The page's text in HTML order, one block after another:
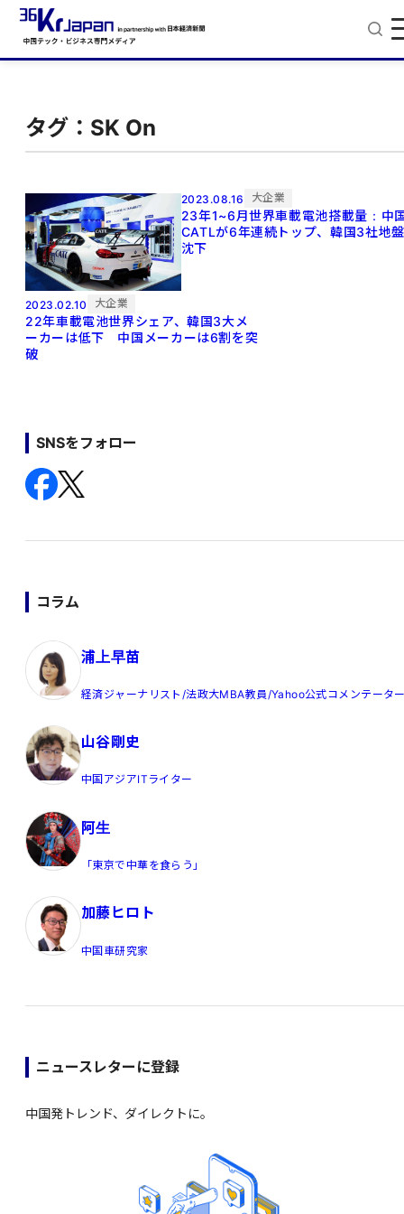
タグ：SK On
2023.08.16 大企業
23年1~6月世界車載電池搭載量：中
CATLが6年連続トップ、韓国3社地盤
沈下
2023.02.10 大企業
22年車載電池世界シェア、韓国3大メ
ーカーは低下 中国メーカーは6割を突
破
SNSをフォロー
コラム
浦上早苗
経済ジャーナリスト/法政大MBA教員/Yahoo公式コメンテータ
山谷剛史
中国アジアITライター
阿生
「東京で中華を食らう」
加藤ヒロト
中国車研究家
ニュースレターに登録
中国発トレンド、ダイレクトに。